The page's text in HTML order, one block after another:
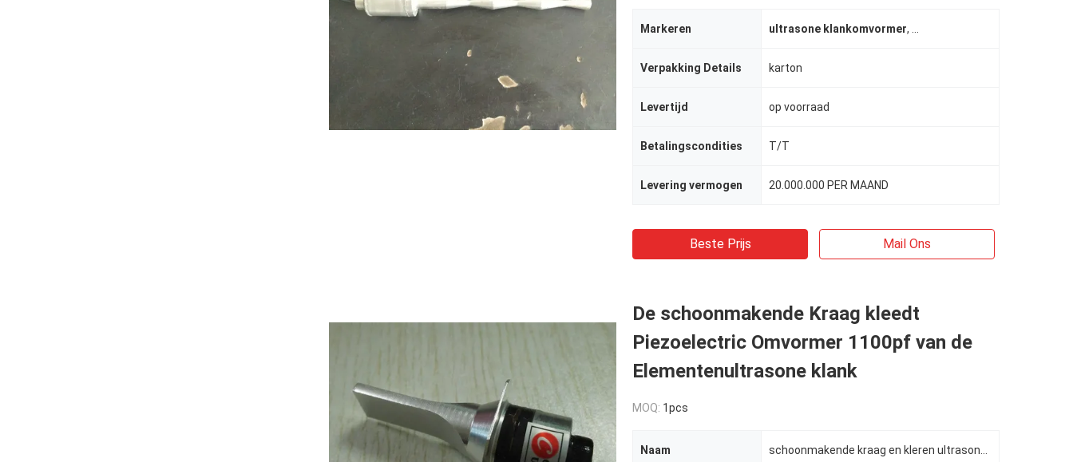
Markeren ultrasone klankomvormer,
Verpakking Details karton
Levertijd op voorraad
Betalingscondities T/T
Levering vermogen 20.000.000 PER MAAND
Beste Prijs Mail Ons
De schoonmakende Kraag kleedt
Piezoelectric Omvormer 1100pf van de
Elementenultrasone klank
MOQ: 1pcs
Naam